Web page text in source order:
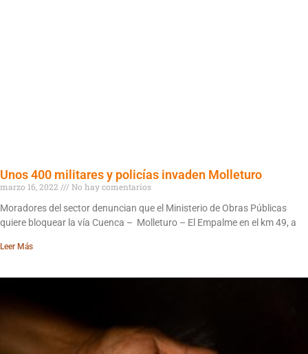
Unos 400 militares y policías invaden Molleturo
marzo 16, 2022
No hay comentarios
Moradores del sector denuncian que el Ministerio de Obras Públicas
quiere bloquear la vía Cuenca – Molleturo – El Empalme en el km 49, a
Leer Más